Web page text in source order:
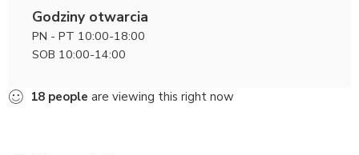
Godziny otwarcia
PN - PT 10:00-18:00
SOB 10:00-14:00
18 people are viewing this right now